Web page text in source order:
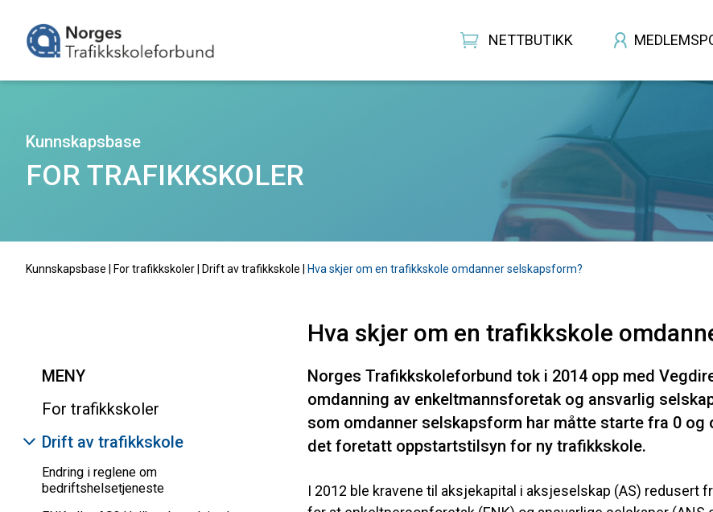
NETTBUTIKK
Kunnskapsbase
FOR TRAFIKKSKOLER
Kunnskapsbase | For trafikkskoler Drift av trafikkskole Hva skjer om en trafikkskole omdanner selskapsform?
Hva skjer om en trafikkskole
Norges Trafikkskoleforbund tok i 2014 opp med
omdanning av enkeltmannsforetak og ansvarlig
som omdanner selskapsform har måtte starte fra 0
det foretatt oppstartstilsyn for ny trafikkskole.
I 2012 ble kravene til aksjekapital i aksjeselskap (AS) redusert
MENY
For trafikkskoler
Drift av trafikkskole
Endring i reglene om
bedriftshelsetjeneste